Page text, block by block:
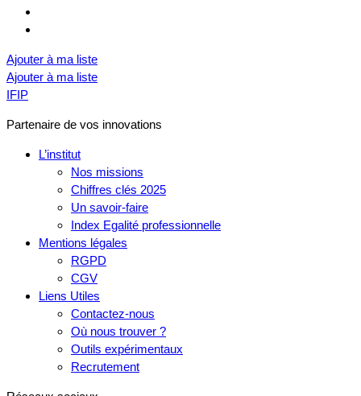
Ajouter à ma liste
Ajouter à ma liste
IFIP
Partenaire de vos innovations
L’institut
Nos missions
Chiffres clés 2025
Un savoir-faire
Index Egalité professionnelle
Mentions légales
RGPD
CGV
Liens Utiles
Contactez-nous
Où nous trouver ?
Outils expérimentaux
Recrutement